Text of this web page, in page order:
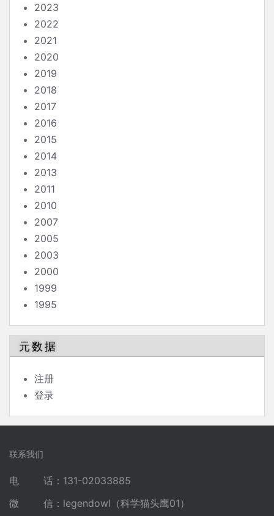
2023
2022
2021
2020
2019
2018
2017
2016
2015
2014
2013
2011
2010
2007
2005
2003
2000
1999
1995
元数据
注册
登录
联系我们
电 话：131-02033885
微 信：legendowl（科学猫头鹰01）